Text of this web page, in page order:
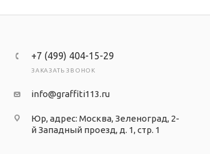
+7 (499) 404-15-29
ЗАКАЗАТЬ ЗВОНОК
info@graffiti113.ru
Юр, адрес: Москва, Зеленоград, 2-
й Западный проезд, д. 1, стр. 1